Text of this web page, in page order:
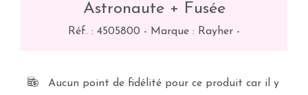
Astronaute + Fusée
Réf. : 4505800 - Marque : Rayher -
Aucun point de fidélité pour ce produit car il y